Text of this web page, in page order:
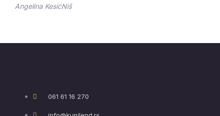
Angelina KesićNiš
061 61 16 270